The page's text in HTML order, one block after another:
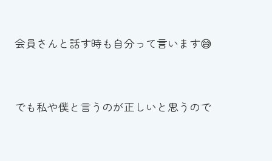
会員さんと話す時も自分って言います😅
でも私や僕と言うのが正しいと思うので